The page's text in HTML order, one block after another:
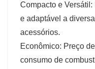
anunciaremos
ofereceremos
marcas registradas
Compacto e
e adaptável a
acessórios.
Econômico: Preço
consumo de